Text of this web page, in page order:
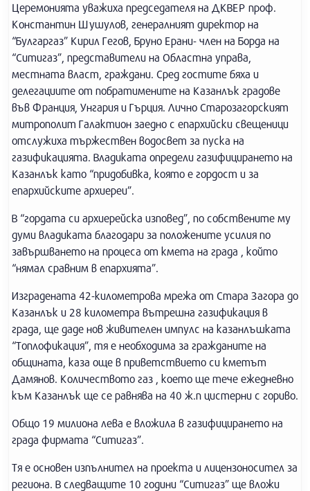
Церемонията уважиха председателя на ДКВЕР проф.
Константин Шушулов, генералният директор на
“Булгаргаз” Кирил Гегов, Бруно Ерани- член на Борда на
“Ситигаз”, представители на Областна управа,
местната власт, граждани. Сред гостите бяха и
делегациите от побратимените на Казанлък градове
във Франция, Унгария и Гърция. Лично Старозагорският
митрополит Галактион заедно с епархийски свещеници
отслужиха тържествен водосвет за пуска на
газификацията. Владиката определи газифицирането на
Казанлък като “придобивка, която е гордост и за
епархийските архиереи”.
В “гордата си архиерейска изповед”, по собствените му
думи владиката благодари за положените усилия по
завършването на процеса от кмета на града , който
“нямал сравним в епархията”.
Изградената 42-километрова мрежа от Стара Загора до
Казанлък и 28 километра вътрешна газификация в
града, ще даде нов живителен импулс на казанлъшката
“Топлофикация”, тя е необходима за гражданите на
общината, каза още в приветствието си кметът
Дамянов. Количеството газ , което ще тече ежедневно
към Казанлък ще се равнява на 40 ж.п цистерни с гориво.
Общо 19 милиона лева е вложила в газифицирането на
града фирмата “Ситигаз”.
Тя е основен изпълнител на проекта и лицензоносител за
региона. В следващите 10 години “Ситигаз” ще вложи